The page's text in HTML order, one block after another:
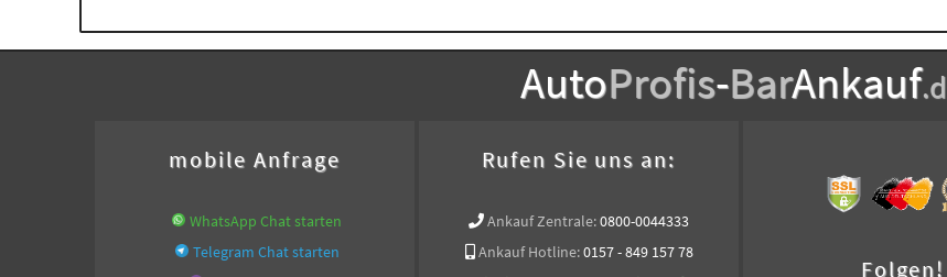
AutoProfis-BarAnkauf
mobile Anfrage
WhatsApp Chat starten
Telegram Chat starten
Rufen Sie uns an:
Ankauf Zentrale:0800-0044333
Ankauf Hotline:0157 - 849 157 78
Folgen!